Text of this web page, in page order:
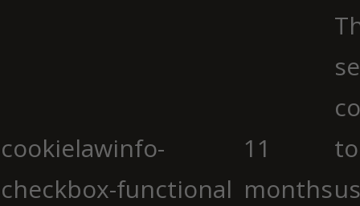
cookielawinfo-
checkbox-functional
11
months